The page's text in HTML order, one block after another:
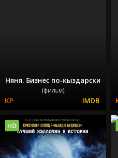
Няня. Бизнес по-кыздарски
(фильм)
HD